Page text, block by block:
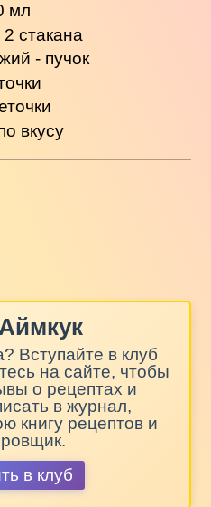
мл
стакана
- пучок
вкусу
Вступайте в клуб
на сайте, чтобы
о рецептах и
в журнал,
книгу рецептов и
в клуб